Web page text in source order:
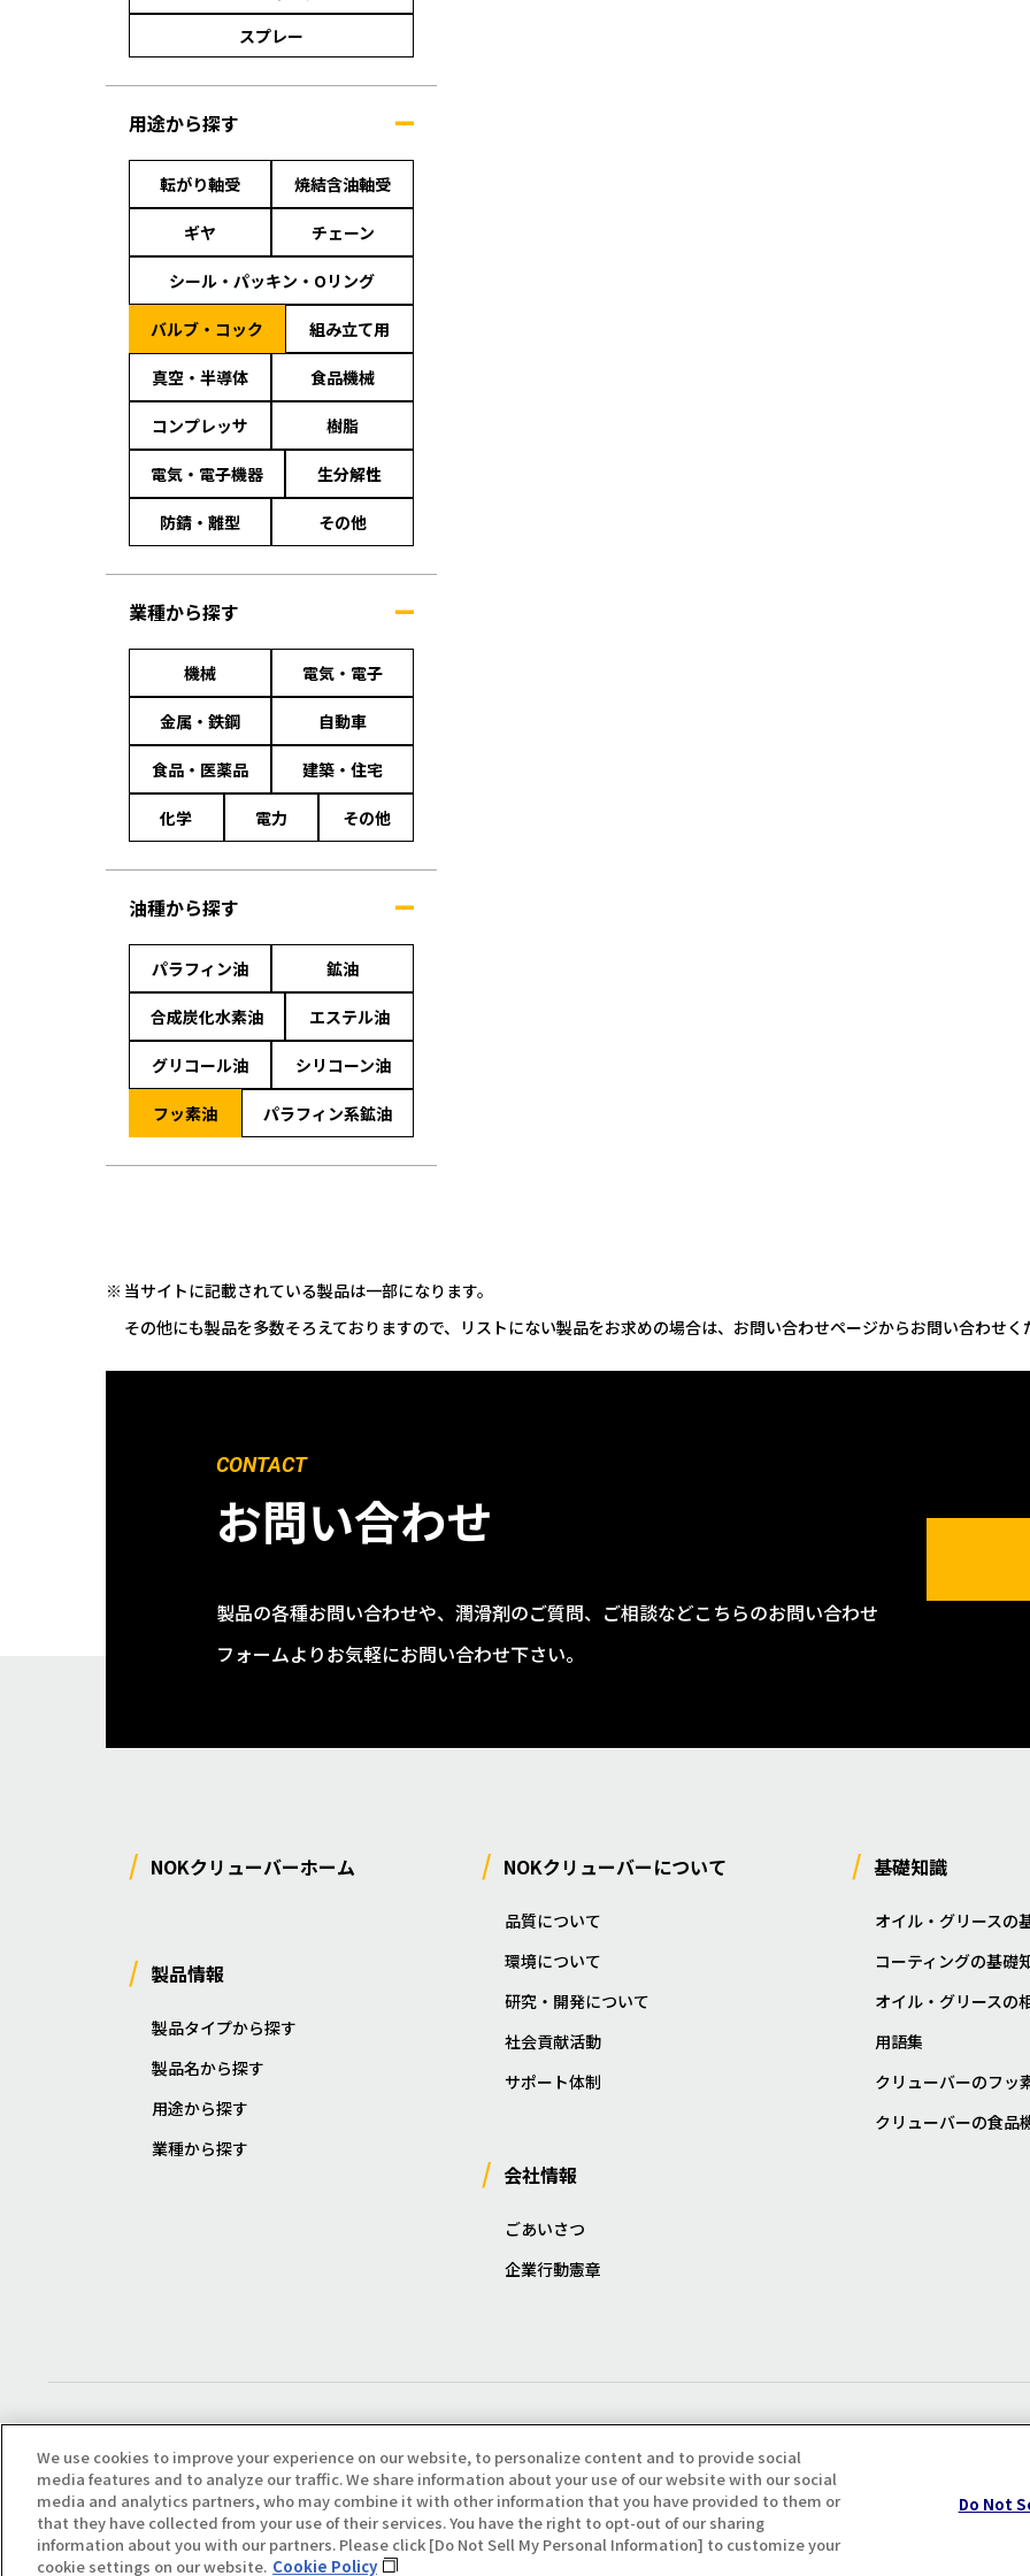
スプレー
用途から探す
転がり軸受 焼結含油軸受
ギヤ チェーン
シール・パッキン・Oリング
バルブ・コック 組み立て用
真空・半導体 食品機械
コンプレッサ 樹脂
電気・電子機器 生分解性
防錆・離型 その他
業種から探す
機械 電気・電子
金属・鉄鋼 自動車
食品・医薬品 建築・住宅
化学 電力 その他
油種から探す
パラフィン油 鉱油
合成炭化水素油 エステル油
グリコール油 シリコーン油
フッ素油 パラフィン系鉱油
当サイトに記載されている製品は一部になります。
その他にも製品を多数そろえておりますので、リストにない製品をお求めの場合は、お問い合わせページからお問い合わせく
CONTACT
お問い合わせ
製品の各種お問い合わせや、潤滑剤のご質問、ご相談などこちらのお問い合わせ
フォームよりお気軽にお問い合わせ下さい。
NOKクリューバーホーム
製品情報
製品タイプから探す
製品名から探す
用途から探す
業種から探す
NOKクリューバーについて
品質について
環境について
研究・開発について
社会貢献活動
サポート体制
会社情報
ごあいさつ
企業行動憲章
基礎知識
オイル・グリースの
コーティングの基礎
オイル・グリースの
用語集
クリューバーのフッ
クリューバーの食品
プライバシー・クッキーポリシ
Copyright(C) All Right Reserved. Producted by NOK KLÜBER CO., LTD.
We use cookies to improve your experience on our website, to personalize content and to provide social
media features and to analyze our traffic. We share information about your use of our website with our social
media and analytics partners, who may combine it with other information that you have provided to them or
that they have collected from your use of their services. You have the right to opt-out of our sharing
information about you with our partners. Please click [Do Not Sell My Personal Information] to customize your
cookie settings on our website. Cookie Policy
Do Not